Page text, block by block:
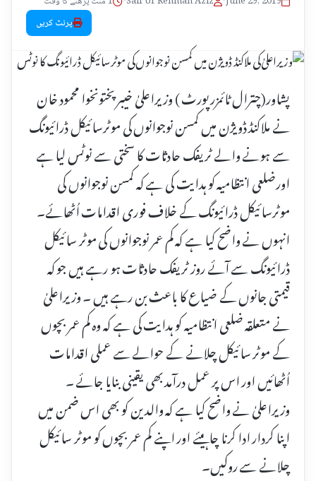
پرنٹ کریں
پشاور(چترال ٹائمزرپورٹ ) وزیراعلیٰ خیبرپختونخوا محمود خان
نے ملاکنڈ ڈویژن میں کمسن نوجوانوں کی موٹرسائیکل ڈرائیونگ
سے ہونے والے ٹریفک حادثات کا سختی سے نوٹس لیا ہے
اورضلعی انتظامیہ کو ہدایت کی ہے کہ کمسن نوجوانوں کی
موٹرسائیکل ڈرائیونگ کے خلاف فوری اقدامات اُٹھائے۔
انہوں نے واضح کیا ہے کہ کم عمر نوجوانوں کی موٹر سائیکل
ڈرائیونگ سے آئے روز ٹریفک حادثات ہو رہے ہیں جو کہ
قیمتی جانوں کے ضیاع کا باعث بن رہے ہیں ۔ وزیراعلیٰ
نے متعلقہ ضلعی انتظامیہ کو ہدایت کی ہے کہ وہ کم عمر بچوں
کے موٹر سائیکل چلانے کے حوالے سے عملی اقدامات
اُٹھائیں اور اس پر عمل درآمد بھی یقینی بنایا جائے ۔
وزیراعلیٰ نے واضح کیا ہے کہ والدین کو بھی اس ضمن میں
اپنا کردار ادا کرنا چاہیئے اور اپنے کم عمر بچوں کو موٹر سائیکل
چلانے سے روکیں۔